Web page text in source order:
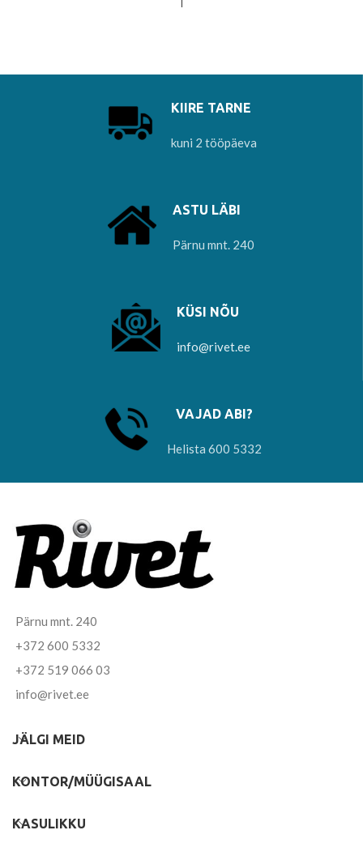
KIIRE TARNE
kuni 2 tööpäeva
ASTU LÄBI
Pärnu mnt. 240
KÜSI NÕU
info@rivet.ee
VAJAD ABI?
Helista 600 5332
Pärnu mnt. 240
+372 600 5332
+372 519 066 03
info@rivet.ee
JÄLGI MEID
KONTOR/MÜÜGISAAL
KASULIKKU